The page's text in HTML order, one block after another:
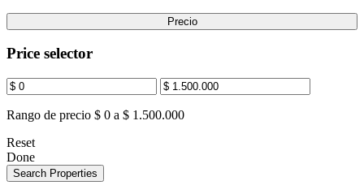
Precio
Price selector
Rango de precio $ 0 a $ 1.500.000
Reset
Done
Search Properties